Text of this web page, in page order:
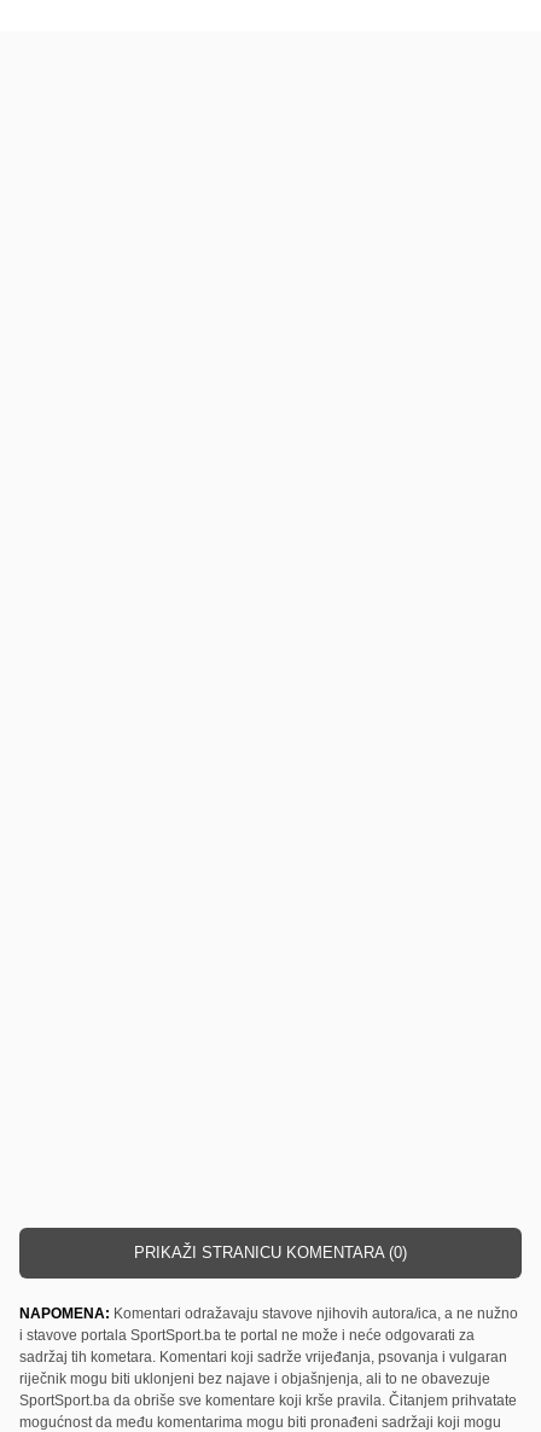
PRIKAŽI STRANICU KOMENTARA (0)
NAPOMENA: Komentari odražavaju stavove njihovih autora/ica, a ne nužno
i stavove portala SportSport.ba te portal ne može i neće odgovarati za
sadržaj tih kometara. Komentari koji sadrže vrijeđanja, psovanja i vulgaran
riječnik mogu biti uklonjeni bez najave i objašnjenja, ali to ne obavezuje
SportSport.ba da obriše sve komentare koji krše pravila. Čitanjem prihvatate
mogućnost da među komentarima mogu biti pronađeni sadržaji koji mogu